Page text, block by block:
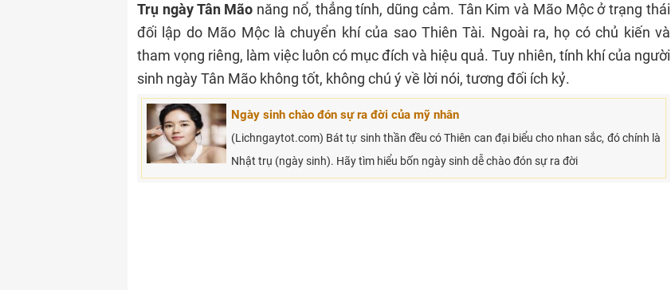
Trụ ngày Tân Mão năng nổ, thẳng tính, dũng cảm. Tân Kim và Mão Mộc ở trạng thái
đối lập do Mão Mộc là chuyển khí của sao Thiên Tài. Ngoài ra, họ có chủ kiến và
tham vọng riêng, làm việc luôn có mục đích và hiệu quả. Tuy nhiên, tính khí của người
sinh ngày Tân Mão không tốt, không chú ý về lời nói, tương đối ích kỷ.
Ngày sinh chào đón sự ra đời của mỹ nhân
(Lichngaytot.com) Bát tự sinh thần đều có Thiên can đại biểu cho nhan sắc, đó chính là
Nhật trụ (ngày sinh). Hãy tìm hiểu bốn ngày sinh dễ chào đón sự ra đời